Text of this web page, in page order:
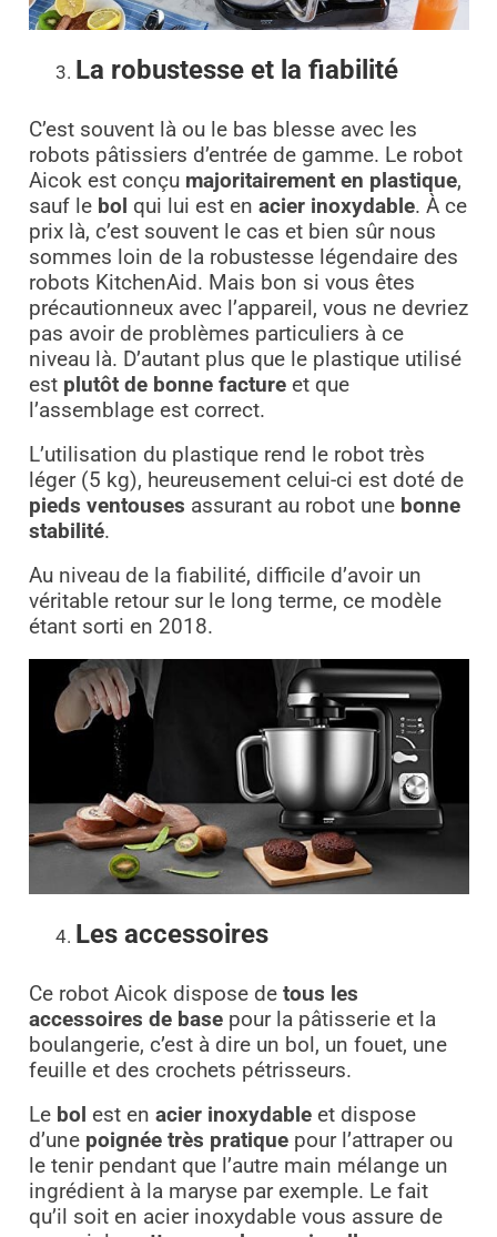
La robustesse et la fiabilité
C’est souvent là ou le bas blesse avec les
robots pâtissiers d’entrée de gamme. Le robot
Aicok est conçu majoritairement en plastique,
sauf le bol qui lui est en acier inoxydable. À ce
prix là, c’est souvent le cas et bien sûr nous
sommes loin de la robustesse légendaire des
robots KitchenAid. Mais bon si vous êtes
précautionneux avec l’appareil, vous ne devriez
pas avoir de problèmes particuliers à ce
niveau là. D’autant plus que le plastique utilisé
est plutôt de bonne factureet que
l’assemblage est correct.
L’utilisation du plastique rend le robot très
léger (5 kg), heureusement celui-ci est doté de
pieds ventouses assurant au robot une bonne
stabilité.
Au niveau de la fiabilité, difficile d’avoir un
véritable retour sur le long terme, ce modèle
étant sorti en 2018.
Les accessoires
Ce robot Aicok dispose detous les
accessoires de basepour la pâtisserie et la
boulangerie, c’est à dire un bol, un fouet, une
feuille et des crochets pétrisseurs.
Le bol est en acier inoxydableet dispose
d’une poignée très pratiquepour l’attraper ou
le tenir pendant que l’autre main mélange un
ingrédient à la maryse par exemple. Le fait
qu’il soit en acier inoxydable vous assure de